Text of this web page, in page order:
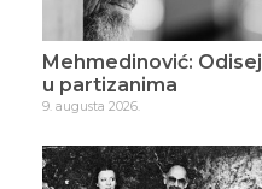
Mehmedinović: Odisej
u partizanima
9. augusta 2026.